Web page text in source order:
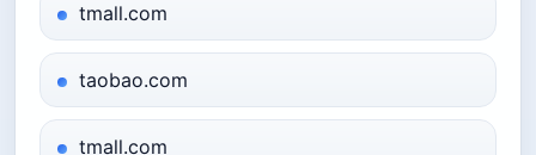
tmall.com
taobao.com
tmall.com